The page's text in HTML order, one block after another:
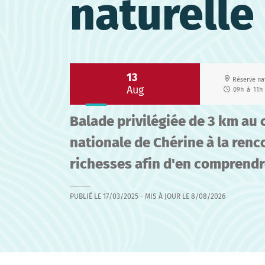
naturelle
13
Aug
Réserve
09h à 11h
Balade privilégiée de 3 km
nationale de Chérine à la
richesses afin d'en
PUBLIÉ LE 17/03/2025 - MIS À JOUR LE 8/08/2026